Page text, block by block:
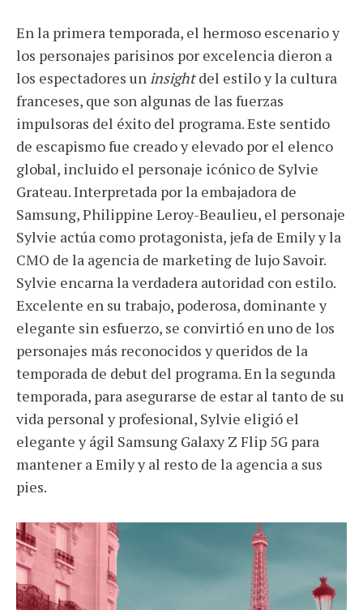
En la primera temporada, el hermoso escenario y
los personajes parisinos por excelencia dieron a
los espectadores un insightdel estilo y la cultura
franceses, que son algunas de las fuerzas
impulsoras del éxito del programa. Este sentido
de escapismo fue creado y elevado por el elenco
global, incluido el personaje icónico de Sylvie
Grateau. Interpretada por la embajadora de
Samsung, Philippine Leroy-Beaulieu, el personaje
Sylvie actúa como protagonista, jefa de Emily y la
CMO de la agencia de marketing de lujo Savoir.
Sylvie encarna la verdadera autoridad con estilo.
Excelente en su trabajo, poderosa, dominante y
elegante sin esfuerzo, se convirtió en uno de los
personajes más reconocidos y queridos de la
temporada de debut del programa. En la segunda
temporada, para asegurarse de estar al tanto de su
vida personal y profesional, Sylvie eligió el
elegante y ágil Samsung Galaxy Z Flip 5G para
mantener a Emily y al resto de la agencia a sus
pies.